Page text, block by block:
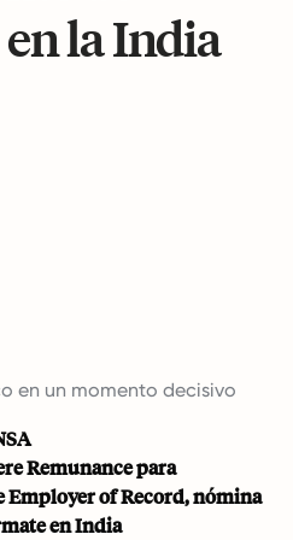
la India
en un momento decisivo
Remunance para
Employer of Record, nómina
en India